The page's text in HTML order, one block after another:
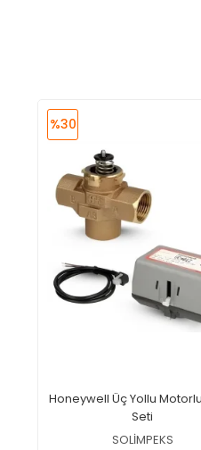
Honeywell Üç Yollu
Seti
SOLİMPEKS
%30